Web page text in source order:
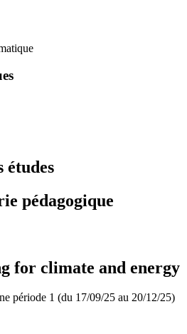
études
pédagogique
for climate and energy
période 1 (du 17/09/25 au 20/12/25)